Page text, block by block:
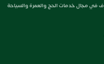
في مجال خدمات الحج والعمرة والسياحة